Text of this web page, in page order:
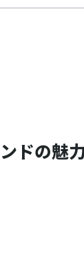
ドの魅